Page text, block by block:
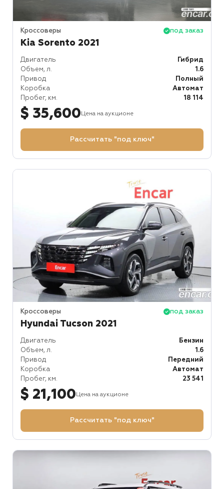
Кроссоверы под заказ
Kia Sorento 2021
Двигатель
Гибрид
Объем, л.
1.6
Привод
Полный
Коробка
Автомат
Пробег, км.
18 114
$ 35,600 Цена на аукционе
Рассчитать "под ключ"
Кроссоверы под заказ
Hyundai Tucson 2021
Двигатель
Бензин
Объем, л.
1.6
Привод
Передний
Коробка
Автомат
Пробег, км.
23 541
$ 21,100 Цена на аукционе
Рассчитать "под ключ"